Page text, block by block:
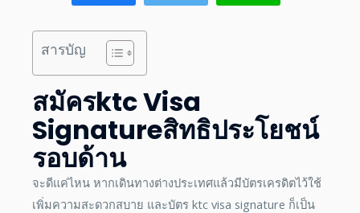
สารบัญ
สมัครktc Visa
Signatureสิทธิประโยชน์
รอบด้าน
จะดีแค่ไหน หากเดินทางต่างประเทศแล้วมีบัตรเครดิตไว้ใช้
เพิ่มความสะดวกสบาย และบัตร ktc visa signature ก็เป็น